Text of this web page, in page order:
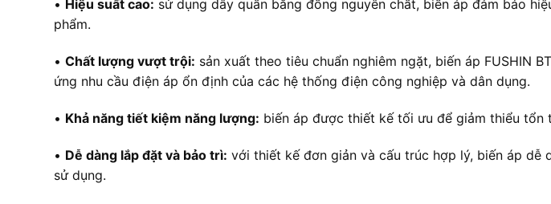
• Hiệu suất cao: sử dụng dây quấn bằng đồng nguyên chất, biến áp đảm bảo
phẩm.
• Chất lượng vượt trội: sản xuất theo tiêu chuẩn nghiêm ngặt, biến áp FUSHIN
ứng nhu cầu điện áp ổn định của các hệ thống điện công nghiệp và dân dụng.
• Khả năng tiết kiệm năng lượng: biến áp được thiết kế tối ưu để giảm thiểu
• Dễ dàng lắp đặt và bảo trì: với thiết kế đơn giản và cấu trúc hợp lý, biến áp
sử dụng.